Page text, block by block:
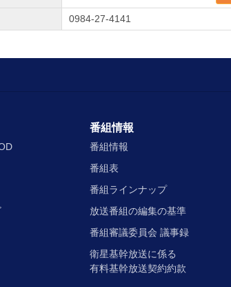
0984-27-4141
番組情報
番組情報
番組表
番組ラインナップ
放送番組の編集の基準
番組審議委員会 議事録
衛星基幹放送に係る
有料基幹放送契約約款